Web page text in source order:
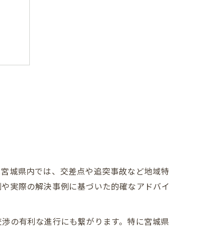
城県内では、交差点や追突事故など地域特
実際の解決事例に基づいた的確なアドバイ
の有利な進行にも繋がります。特に宮城県